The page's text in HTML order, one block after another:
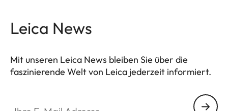
Leica News
Mit unseren Leica News bleiben Sie über die
faszinierende Welt von Leica jederzeit informiert.